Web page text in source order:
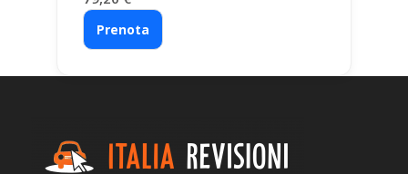
Prenota